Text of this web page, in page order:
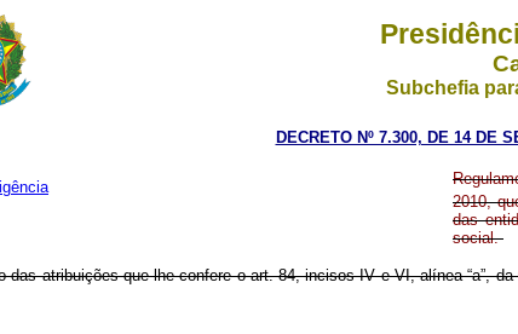
Subchefia
DECRETO Nº 7.300, DE 14 DE
2010,
das
social.
das atribuições que lhe confere o art. 84, incisos IV e VI, alínea “a”,